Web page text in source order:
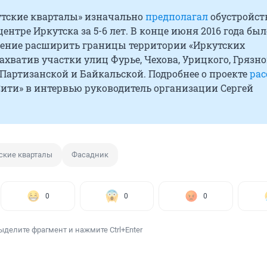
кварталы» изначальнопредполагал
Иркутска за 5-6 лет. В конце июня 2016 года
расширить границы территории «Иркутских
участки улиц Фурье, Чехова, Урицкого,
и Байкальской. Подробнее о проекте
в интервью руководитель организации Сергей
кварталы Фасадник
0 0 0
фрагмент и нажмите Ctrl+Enter